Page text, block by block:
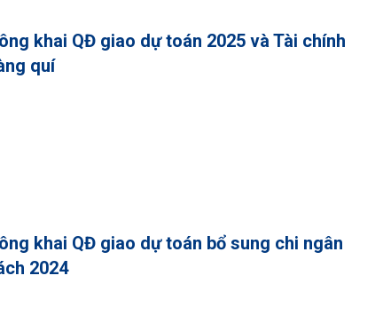
khai QĐ giao dự toán 2025 và Tài chính
quí
khai QĐ giao dự toán bổ sung chi ngân
2024